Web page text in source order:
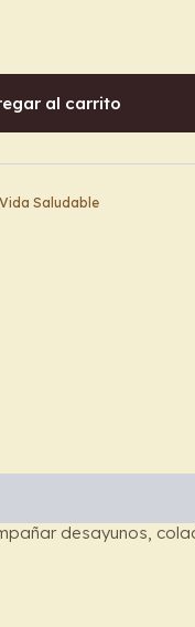
al carrito
Vida Saludable
desayunos,